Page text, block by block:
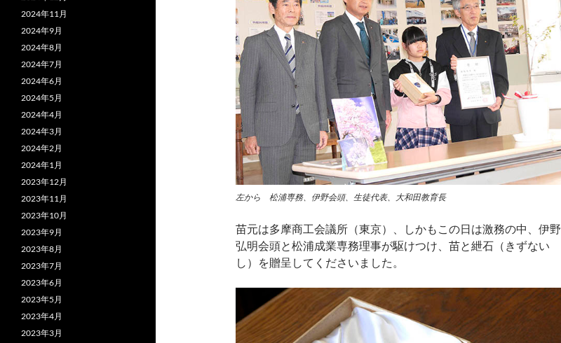
左から 松浦専務、伊野会頭、生徒代表、大和田教育長
苗元は多摩商工会議所（東京）、しかもこの日は激務の中、伊野
弘明会頭と松浦成業専務理事が駆けつけ、苗と紲石（きずない
し）を贈呈してくださいました。
2024年11月
2024年9月
2024年8月
2024年7月
2024年6月
2024年5月
2024年4月
2024年3月
2024年2月
2024年1月
2023年12月
2023年11月
2023年10月
2023年9月
2023年8月
2023年7月
2023年6月
2023年5月
2023年4月
2023年3月